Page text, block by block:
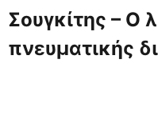
Σουγκίτης – Ο
πνευματικής